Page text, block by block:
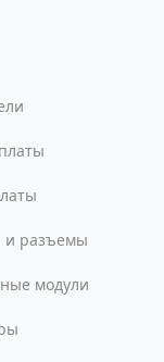
и разъемы
модули